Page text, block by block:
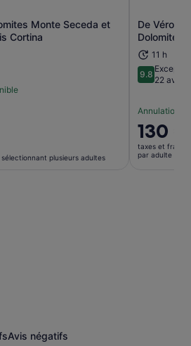
Monte Seceda et
Cortina
plusieurs adultes
S’ouvre dans un nouvel onglet.
De
Dolomites
11 h
9.89.8 sur 10
22 avis
Annulation
Le
prix
est
130 €
taxes et frais
par adulte
Avis négatifs